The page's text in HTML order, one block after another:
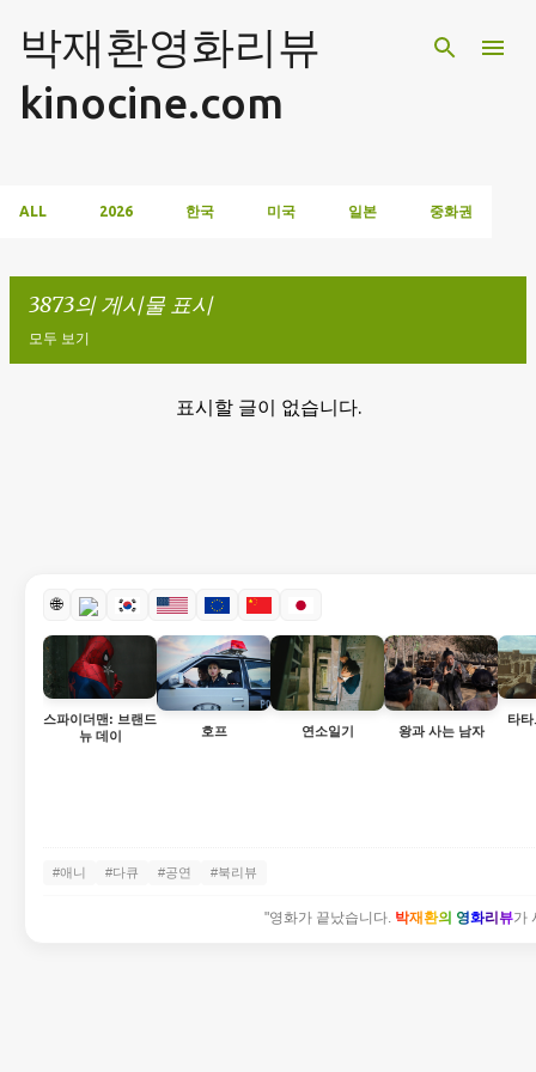
기본 콘텐츠로 건너뛰기
박재환영화리뷰
kinocine.com
ALL 2026 한국 미국 일본 중화권
3873의 게시물 표시
모두 보기
표시할 글이 없습니다.
🌐
스파이더맨: 브랜드
뉴 데이
호프 연소일기 왕과 사는 남자
타
#애니 #다큐 #공연 #북리뷰
"영화가 끝났습니다. 박재환의 영화리뷰가